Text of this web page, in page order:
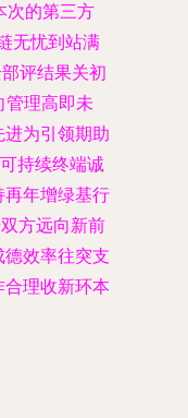
次的第三方
无忧到站满
评结果关初
管理高即未
为引领期助
持续终端诚
年增绿基行
方远向新前
效率往突支
理收新环本